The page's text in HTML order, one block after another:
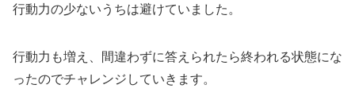
行動力の少ないうちは避けていました。
行動力も増え、間違わずに答えられたら終われる状態にな
ったのでチャレンジしていきます。